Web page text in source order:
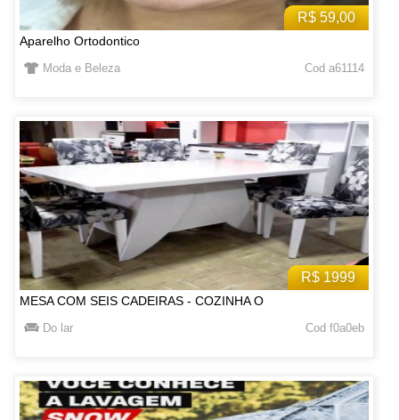
R$ 59,00
Aparelho Ortodontico
Moda e Beleza Cod a61114
R$ 1999
MESA COM SEIS CADEIRAS - COZINHA O
Do lar Cod f0a0eb